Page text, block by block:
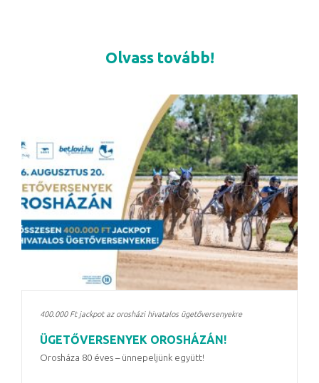
Olvass tovább!
400.000 Ft jackpot az orosházi hivatalos ügetőversenyekre
ÜGETŐVERSENYEK OROSHÁZÁN!
Orosháza 80 éves – ünnepeljünk együtt!